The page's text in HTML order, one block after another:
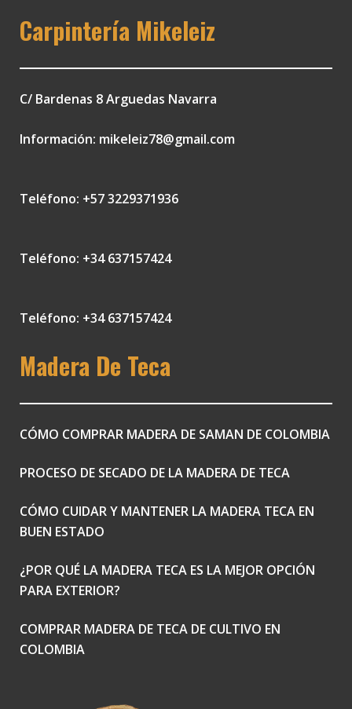
Carpintería Mikeleiz
C/ Bardenas 8 Arguedas Navarra
Información: mikeleiz78@gmail.com
Teléfono: +57 3229371936
Teléfono: +34 637157424
Teléfono: +34 637157424
Madera De Teca
CÓMO COMPRAR MADERA DE SAMAN DE COLOMBIA
PROCESO DE SECADO DE LA MADERA DE TECA
CÓMO CUIDAR Y MANTENER LA MADERA TECA EN
BUEN ESTADO
¿POR QUÉ LA MADERA TECA ES LA MEJOR OPCIÓN
PARA EXTERIOR?
COMPRAR MADERA DE TECA DE CULTIVO EN
COLOMBIA